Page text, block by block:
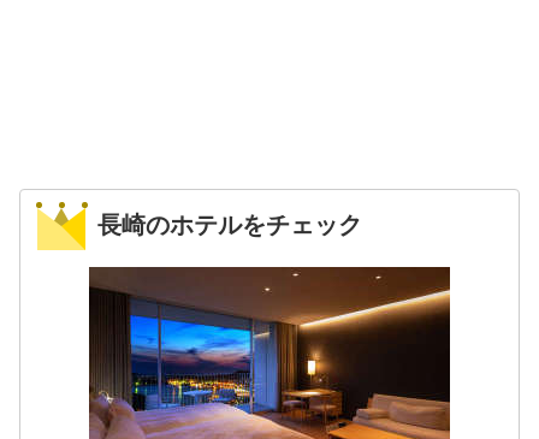
長崎のホテルをチェック